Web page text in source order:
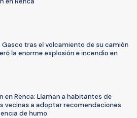
Gasco tras el volcamiento de su camión
la enorme explosión e incendio en
en Renca: Llaman a habitantes de
vecinas a adoptar recomendaciones
de humo